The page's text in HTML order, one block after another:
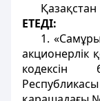
ЕТЕДІ:
1.
акционерлік
кодексін